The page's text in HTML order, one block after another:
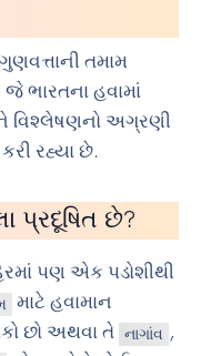
તમામ
ભારતના હવામાં
વિશ્લેષણનો અગ્રણી
કરી રહ્યા છે.
પ્રદૂષિત છે?
પણ એક પડોશીથી
માટે હવામાન
છો અથવા તે નાગાંવ ,